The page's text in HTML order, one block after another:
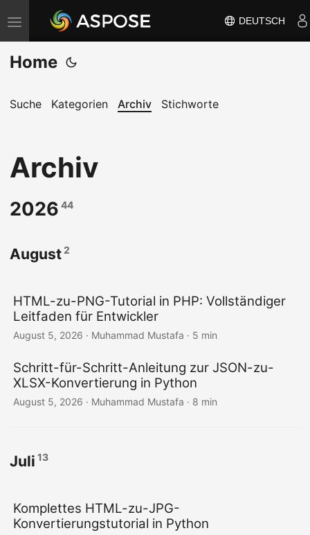
N
a
v
g
i
o
n
u
s
h
a
l
e
DEUTSCH
Home
Suche Kategorien Archiv Stichworte
Archiv
2026 44
August2
HTML-zu-PNG-Tutorial in PHP: Vollständiger
Leitfaden für Entwickler
August 5, 2026 · Muhammad Mustafa · 5 min
Schritt-für-Schritt-Anleitung zur JSON-zu-
XLSX-Konvertierung in Python
August 5, 2026 · Muhammad Mustafa · 8 min
Juli 13
Komplettes HTML-zu-JPG-
Konvertierungstutorial in Python